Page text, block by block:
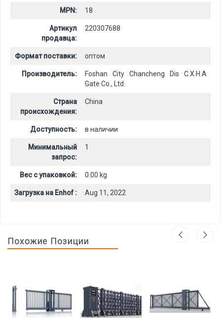
MPN: 18
Артикул
продавца:
220307688
Формат поставки: оптом
Производитель:
Foshan City Chancheng Dis C.X.H.A
Gate Co., Ltd.
Страна
происхождения:
China
Доступность: в наличии
Минимальный
запрос:
1
Вес с упаковкой: 0.00 kg
Загрузка на Enhof : Aug 11, 2022
Похожие Позиции